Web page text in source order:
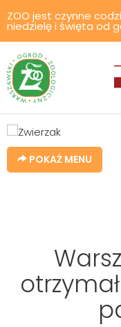
ZOO jest czynne
niedzielę i święta od
POKAŻ MENU